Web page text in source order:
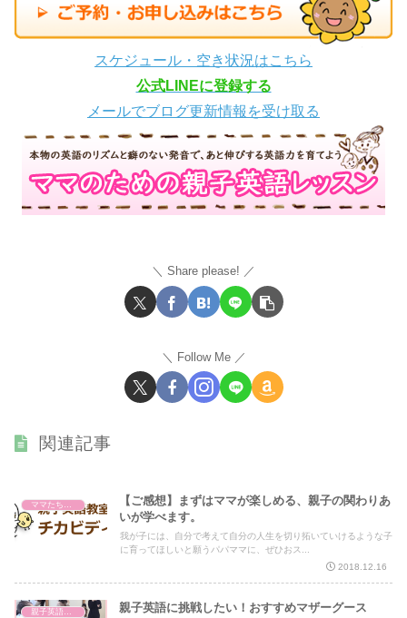
スケジュール・空き状況はこちら
公式LINEに登録する
メールでブログ更新情報を受け取る
Share please!
Follow Me
関連記事
ママたちからのご感想
【ご感想】まずはママが楽しめる、親子の関わりあ
いが学べます。
我が子には、自分で考えて自分の人生を切り拓いていけるような子
に育ってほしいと願うパパママに、ぜひおス...
2018.12.16
親子英語レッスン 親子英語に挑戦したい！おすすめマザーグース